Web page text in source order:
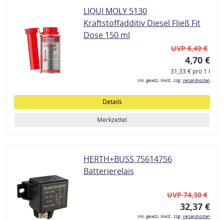
LIQUI MOLY 5130
Kraftstoffadditiv Diesel Fließ Fit
Dose 150 ml
UVP 6,49 €
4,70 €
31,33 € pro 1 l
inkl. gesetzl. MwSt., zzgl.Versandkosten
Details
Merkzettel
HERTH+BUSS 75614756
Batterierelais
UVP 74,30 €
32,37 €
inkl. gesetzl. MwSt., zzgl.Versandkosten